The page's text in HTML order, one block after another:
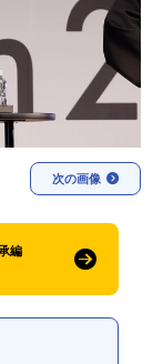
次の画像
編